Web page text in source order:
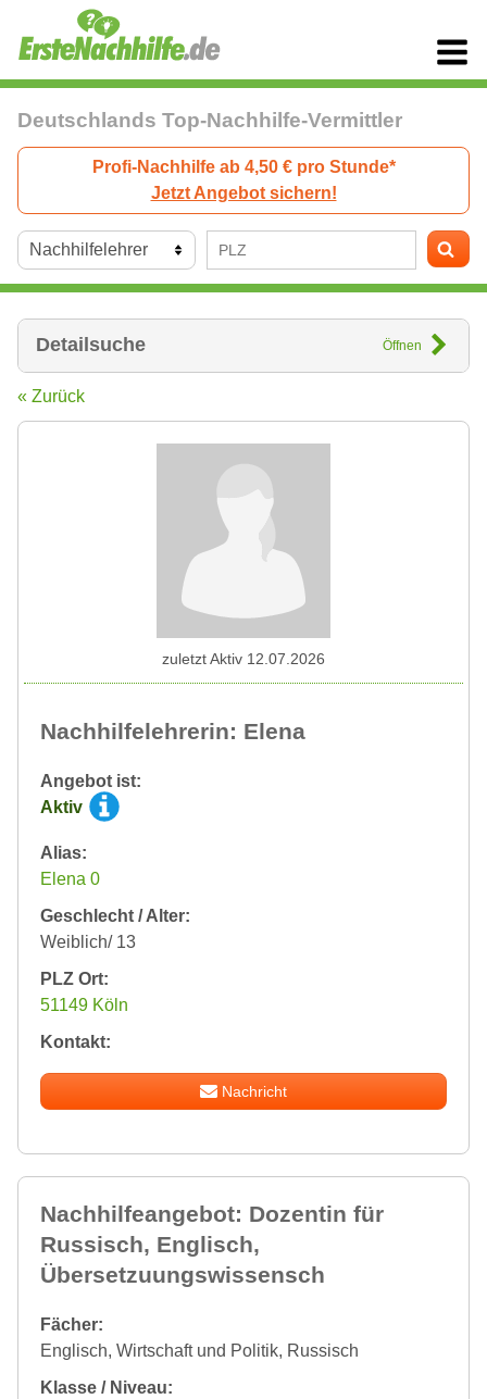
Deutschlands Top-Nachhilfe-Vermittler
Profi-Nachhilfe ab 4,50 € pro Stunde*
Jetzt Angebot sichern!
Detailsuche Öffnen
« Zurück
Nachhilfelehrerin: Elena
Angebot ist:
Aktiv
Alias:
Elena 0
Geschlecht / Alter:
Weiblich/ 13
PLZ Ort:
51149 Köln
Kontakt:
Nachricht
zuletzt Aktiv 12.07.2026
Nachhilfeangebot: Dozentin für
Russisch, Englisch,
Übersetzuungswissensch
Fächer:
Englisch, Wirtschaft und Politik, Russisch
Klasse / Niveau: